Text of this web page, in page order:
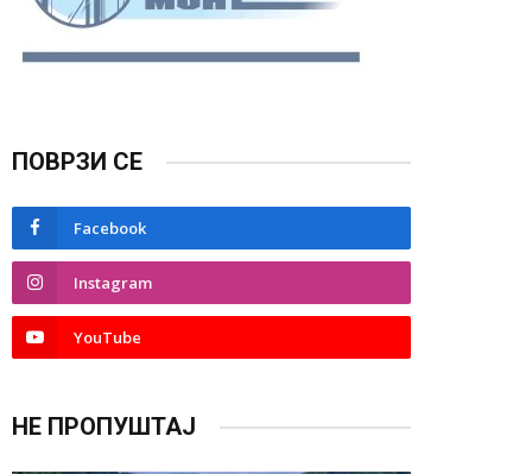
ПОВРЗИ СЕ
Facebook
Instagram
YouTube
НЕ ПРОПУШТАЈ